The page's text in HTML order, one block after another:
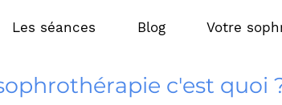
Les séances Blog Votre
c'est quoi